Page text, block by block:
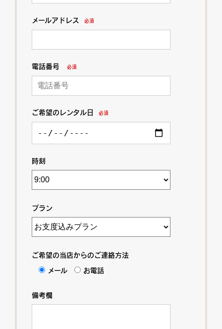
メールアドレス 必須
電話番号 必須
ご希望のレンタル日 必須
時刻
プラン
ご希望の当店からのご連絡方法
メール お電話
備考欄